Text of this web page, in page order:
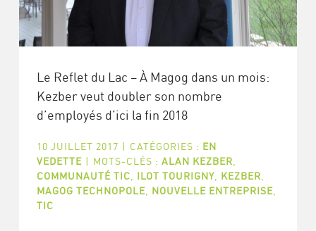
Le Reflet du Lac – À Magog dans un mois:
Kezber veut doubler son nombre
d’employés d’ici la fin 2018
10 JUILLET 2017 | CATÉGORIES : EN
VEDETTE | MOTS-CLÉS : ALAN KEZBER
COMMUNAUTÉ TIC
ILOT TOURIGNY, KEZBER
MAGOG TECHNOPOLE, NOUVELLE ENTREPRISE,
TIC